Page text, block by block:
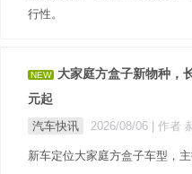
行性。
NEW
大家庭方盒子新物种，
元起
汽车快讯 2026/08/06 | 作者
新车定位大家庭方盒子车型，